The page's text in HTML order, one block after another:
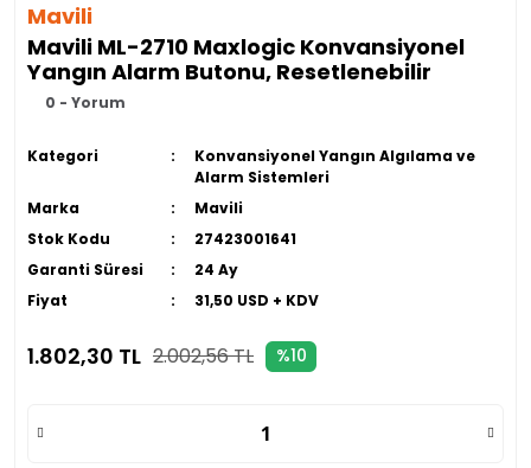
Mavili
Mavili ML-2710 Maxlogic Konvansiyonel
Yangın Alarm Butonu, Resetlenebilir
0 - Yorum
Kategori
Konvansiyonel Yangın Algılama ve
Alarm Sistemleri
Marka
Mavili
Stok Kodu
27423001641
Garanti Süresi
24 Ay
Fiyat
31,50 USD + KDV
1.802,30 TL 2.002,56 TL %10